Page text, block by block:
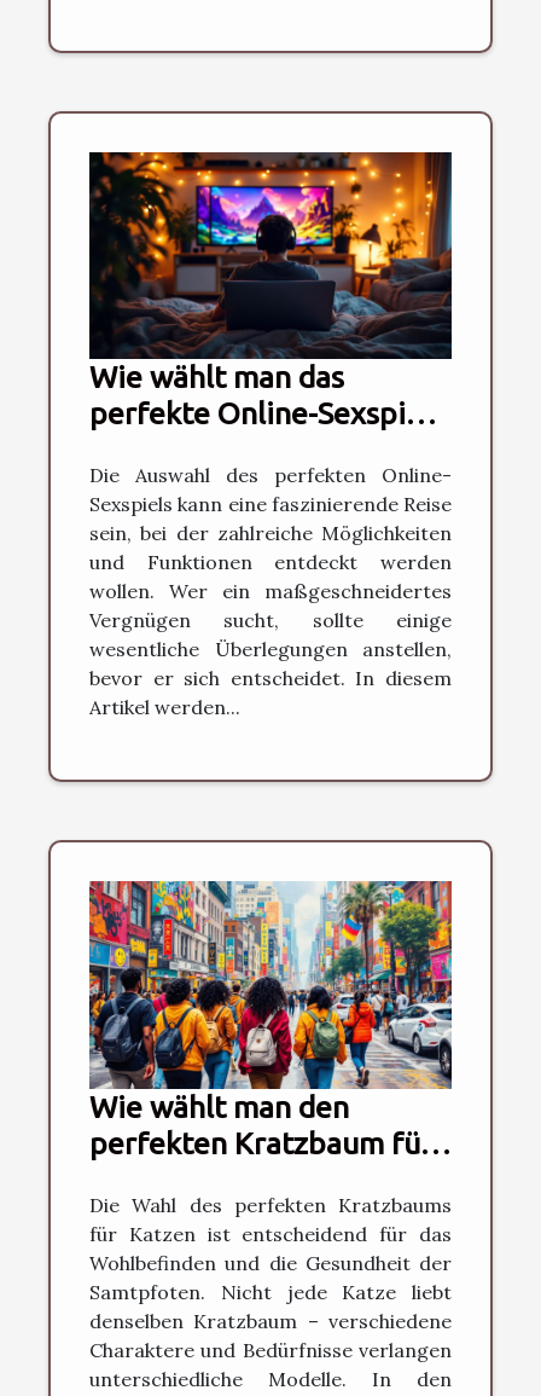
Wie wählt man das
perfekte Online-Sexspiel
Die Auswahl des perfekten Online-
Sexspiels kann eine faszinierende Reise
sein, bei der zahlreiche Möglichkeiten
und Funktionen entdeckt werden
wollen. Wer ein maßgeschneidertes
Vergnügen sucht, sollte einige
wesentliche Überlegungen anstellen,
bevor er sich entscheidet. In diesem
Artikel werden...
Wie wählt man den
perfekten Kratzbaum für
Katzentypen?
Die Wahl des perfekten Kratzbaums
für Katzen ist entscheidend für das
Wohlbefinden und die Gesundheit der
Samtpfoten. Nicht jede Katze liebt
denselben Kratzbaum – verschiedene
Charaktere und Bedürfnisse verlangen
unterschiedliche Modelle. In den